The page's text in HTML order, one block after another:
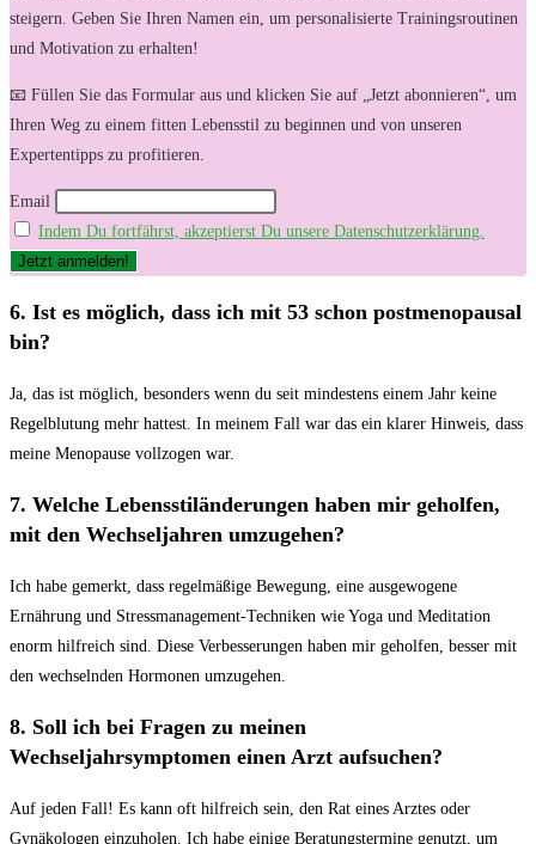
steigern. Geben Sie Ihren Namen ein, um personalisierte Trainingsroutinen
und Motivation zu erhalten!
📧 Füllen Sie das Formular aus und klicken Sie auf „Jetzt abonnieren“, um
Ihren Weg zu einem fitten Lebensstil zu beginnen und von unseren
Expertentipps zu profitieren.
Email
Indem Du fortfährst, akzeptierst Du unsere Datenschutzerklärung.
6. Ist es möglich, dass ich mit ⁢53 schon postmenopausal‌
bin?
Ja, das ist möglich, besonders wenn du seit mindestens einem Jahr keine
Regelblutung mehr hattest. In meinem Fall⁤ war das ein klarer Hinweis, dass
meine Menopause vollzogen war.
7. ⁢Welche Lebensstiländerungen haben mir geholfen,
mit den Wechseljahren umzugehen?
Ich habe gemerkt, dass regelmäßige Bewegung, eine ausgewogene
Ernährung und Stressmanagement-Techniken wie Yoga und Meditation
enorm hilfreich sind. Diese Verbesserungen haben mir geholfen, besser mit
den ⁤wechselnden Hormonen umzugehen.
8. Soll ich bei Fragen zu‌ meinen
Wechseljahrsymptomen einen Arzt‍ aufsuchen?
Auf jeden⁢ Fall! Es kann oft hilfreich ⁢sein, den Rat eines Arztes oder
Gynäkologen einzuholen. Ich habe einige Beratungstermine ⁤genutzt, um